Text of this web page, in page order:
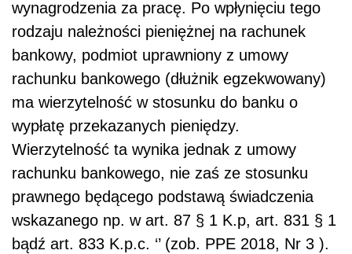
wynagrodzenia za pracę. Po wpłynięciu tego
rodzaju należności pieniężnej na rachunek
bankowy, podmiot uprawniony z umowy
rachunku bankowego (dłużnik egzekwowany)
ma wierzytelność w stosunku do banku o
wypłatę przekazanych pieniędzy.
Wierzytelność ta wynika jednak z umowy
rachunku bankowego, nie zaś ze stosunku
prawnego będącego podstawą świadczenia
wskazanego np. w art. 87 § 1 K.p, art. 831 § 1
bądź art. 833 K.p.c. ‘’ (zob. PPE 2018, Nr 3 ).